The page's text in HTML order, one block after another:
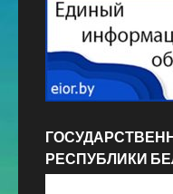
РЕСПУБЛИКИ